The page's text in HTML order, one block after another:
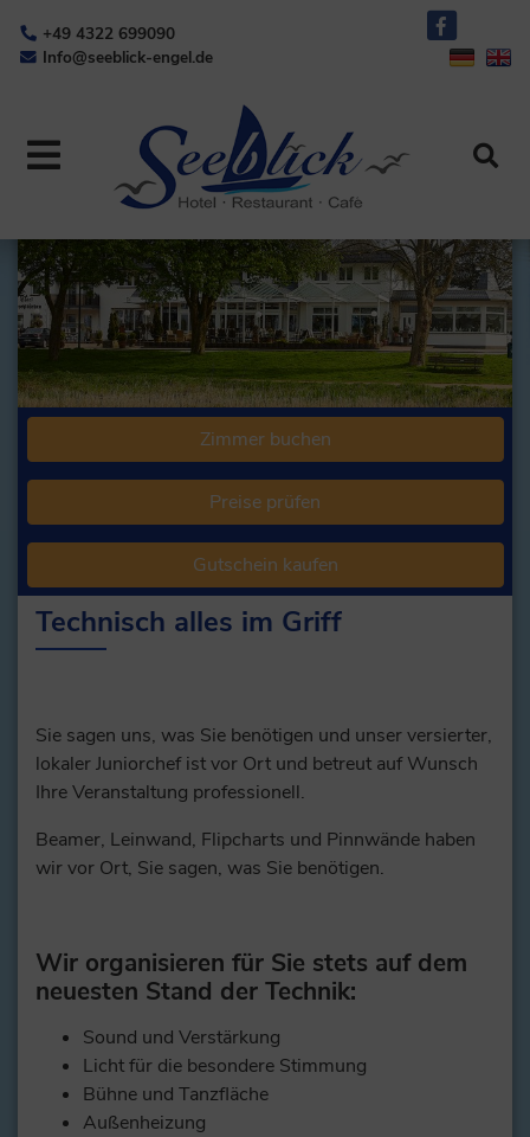
+49 4322 699090
Info@seeblick-engel.de
Zimmer buchen
Preise prüfen
Gutschein kaufen
Technisch alles im Griff
Sie sagen uns, was Sie benötigen und unser versierter,
lokaler Juniorchef ist vor Ort und betreut auf Wunsch
Ihre Veranstaltung professionell.
Beamer, Leinwand, Flipcharts und Pinnwände haben
wir vor Ort, Sie sagen, was Sie benötigen.
Wir organisieren für Sie stets auf dem
neuesten Stand der Technik:
Sound und Verstärkung
Licht für die besondere Stimmung
Bühne und Tanzfläche
Außenheizung